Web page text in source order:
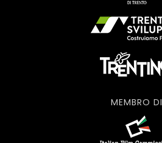
MEMBRO DI